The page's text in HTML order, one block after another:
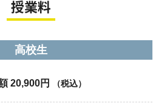
授業料
高校生
20,900円 （税込）